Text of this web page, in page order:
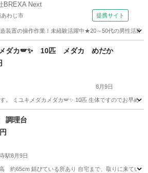
BREXA Next
わじ市 提携サイト
装置の操作作業！未経験活躍中★20～50代の男性活
の他
メダカ🪽✨ 10匹 メダカ めだか
8月9日
。 ミユキメダカメダカ🪽✨ 10匹 生体ですのでお早め
駅 その他
調理台
駅8月9日
65cm 錆びている所あり 自宅まで、取りに来ていた